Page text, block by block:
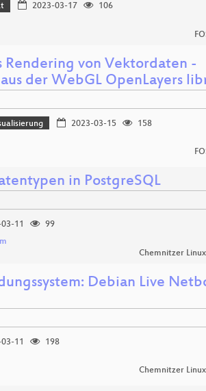
2023-03-17
106
Rendering von Vektordaten -
der WebGL OpenLayers
2023-03-15
158
in PostgreSQL
11
99
Chemnitzer
Debian Live
11
198
Chemnitzer